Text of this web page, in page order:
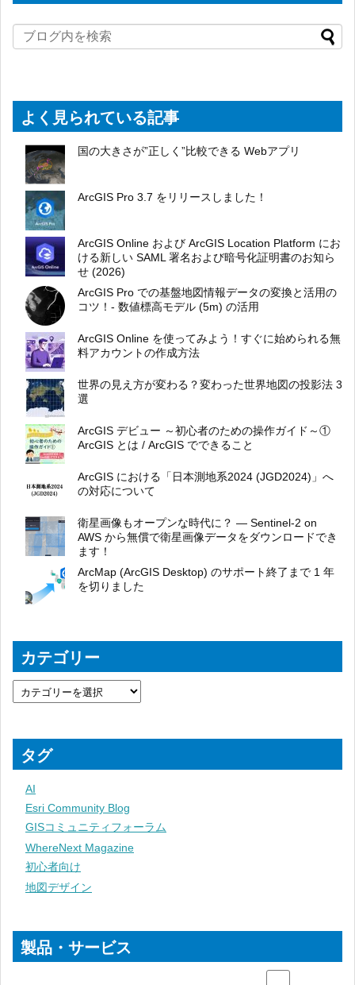
よく見られている記事
国の大きさが”正しく”比較できる Webアプリ
ArcGIS Pro 3.7 をリリースしました！
ArcGIS Online および ArcGIS Location Platform にお
ける新しい SAML 署名および暗号化証明書のお知ら
せ (2026)
ArcGIS Pro での基盤地図情報データの変換と活用の
コツ！- 数値標高モデル (5m) の活用
ArcGIS Online を使ってみよう！すぐに始められる無
料アカウントの作成方法
世界の見え方が変わる？変わった世界地図の投影法 3
選
ArcGIS デビュー ～初心者のための操作ガイド～①
ArcGIS とは / ArcGIS でできること
ArcGIS における「日本測地系2024 (JGD2024)」へ
の対応について
衛星画像もオープンな時代に？ ― Sentinel-2 on
AWS から無償で衛星画像データをダウンロードでき
ます！
ArcMap (ArcGIS Desktop) のサポート終了まで 1 年
を切りました
カテゴリー
タグ
AI
Esri Community Blog
GISコミュニティフォーラム
WhereNext Magazine
初心者向け
地図デザイン
製品・サービス